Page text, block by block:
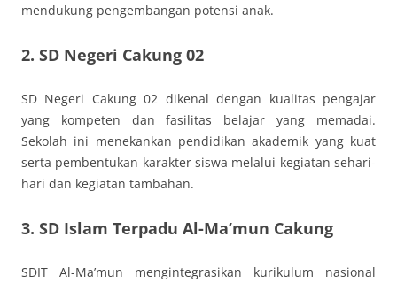
mendukung pengembangan potensi anak.
2. SD Negeri Cakung 02
SD Negeri Cakung 02 dikenal dengan kualitas pengajar
yang kompeten dan fasilitas belajar yang memadai.
Sekolah ini menekankan pendidikan akademik yang kuat
serta pembentukan karakter siswa melalui kegiatan sehari-
hari dan kegiatan tambahan.
3. SD Islam Terpadu Al-Ma’mun Cakung
SDIT Al-Ma’mun mengintegrasikan kurikulum nasional